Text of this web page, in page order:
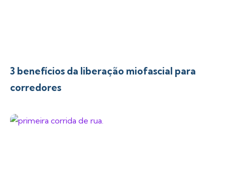
3 benefícios da liberação miofascial para
corredores